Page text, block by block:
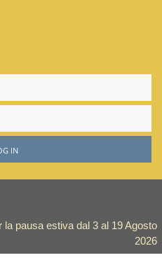
IN
pausa estiva dal 3 al 19 Agosto
2026